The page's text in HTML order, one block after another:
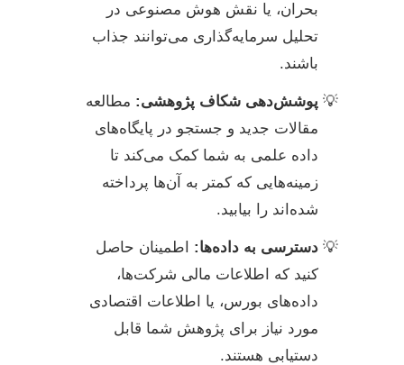
بحران، یا نقش هوش مصنوعی در
تحلیل سرمایه‌گذاری می‌توانند جذاب
باشند.
پوشش‌دهی شکاف پژوهشی: مطالعه
مقالات جدید و جستجو در پایگاه‌های
داده علمی به شما کمک می‌کند تا
زمینه‌هایی که کمتر به آن‌ها پرداخته
شده‌اند را بیابید.
دسترسی به داده‌ها: اطمینان حاصل
کنید که اطلاعات مالی شرکت‌ها،
داده‌های بورس، یا اطلاعات اقتصادی
مورد نیاز برای پژوهش شما قابل
دستیابی هستند.